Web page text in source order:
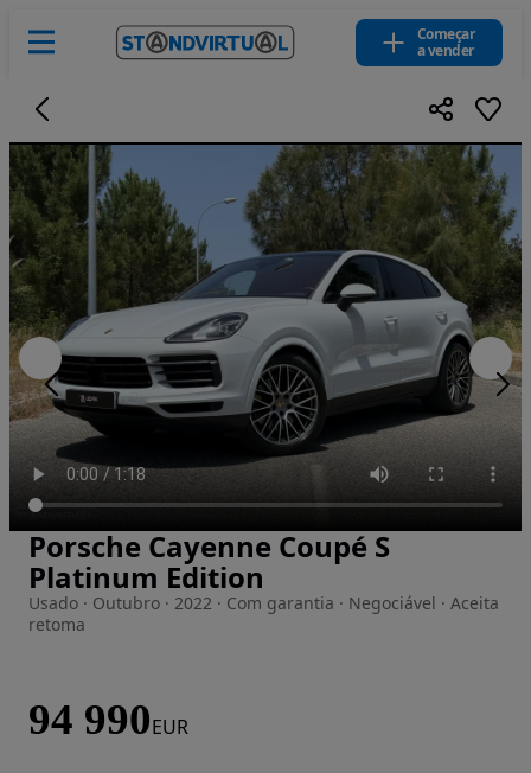
Começar
a vender
Imagem 1 de 30
Porsche Cayenne Coupé S
Platinum Edition
Usado · Outubro · 2022 · Com garantia · Negociável · Aceita
retoma
94 990EUR